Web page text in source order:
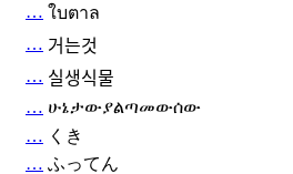
… ใบตาล
… 거는것
… 실생식물
… ሁኔታውያልጣመውሰው
… くき
… ふってん